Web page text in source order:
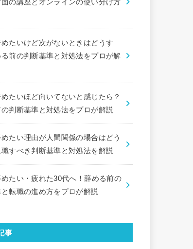
の講座とオンラインの使い分け方
たいけど次がないときはどうす
る前の判断基準と対処法をプロが解
たいほど向いてないと感じたら？
判断基準と対処法をプロが解説
たい理由が人間関係の場合はどう
すべき判断基準と対処法を解説
たい・疲れた30代へ！辞める前の
転職の進め方をプロが解説
事